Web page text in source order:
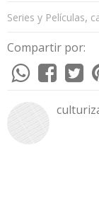
Series y Películas,
Compartir por: